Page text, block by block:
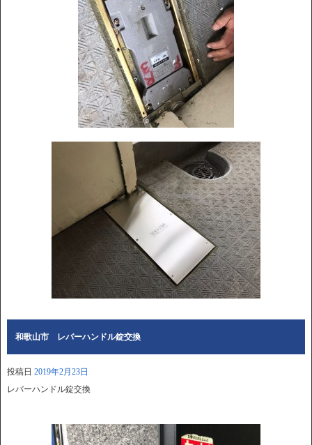
和歌山市 レバーハンドル錠交換
投稿日 2019年2月23日
レバーハンドル錠交換